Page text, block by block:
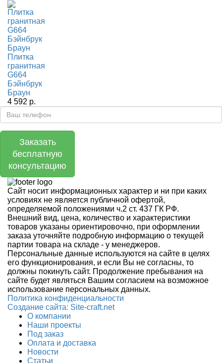
Плитка
гранитная
G664
Бэйнбрук
Браун
4 592 р.
Заказать
бесплатную
консультацию
Сайт носит информационных характер и ни при каких
условиях не является публичной офертой,
определяемой положениями ч.2 ст. 437 ГК РФ.
Внешний вид, цена, количество и характеристики
товаров указаны ориентировочно, при оформлении
заказа уточняйте подробную информацию о текущей
партии товара на складе - у менеджеров.
Персональные данные используются на сайте в целях
его функционирования, и если Вы не согласны, то
должны покинуть сайт. Продолжение пребывания на
сайте будет являться Вашим согласием на возможное
использование персональных данных.
Политика конфиденциальности
Создание сайтa: Site-craft.net
О компании
Наши проекты
Под заказ
Оплата и доставка
Новости
Статьи